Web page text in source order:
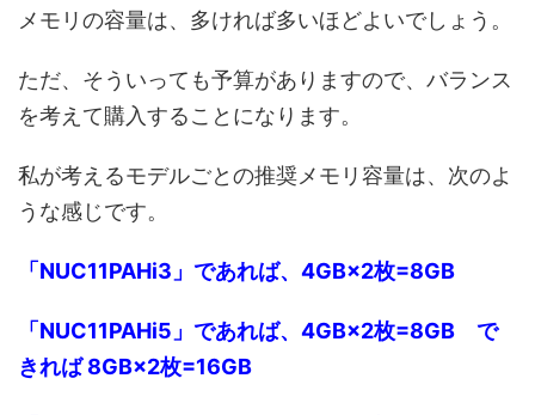
メモリの容量は、多ければ多いほどよいでしょう。
ただ、そういっても予算がありますので、バランス
を考えて購入することになります。
私が考えるモデルごとの推奨メモリ容量は、次のよ
うな感じです。
「NUC11PAHi3」であれば、4GB×2枚=8GB
「NUC11PAHi5」であれば、4GB×2枚=8GB で
きれば 8GB×2枚=16GB